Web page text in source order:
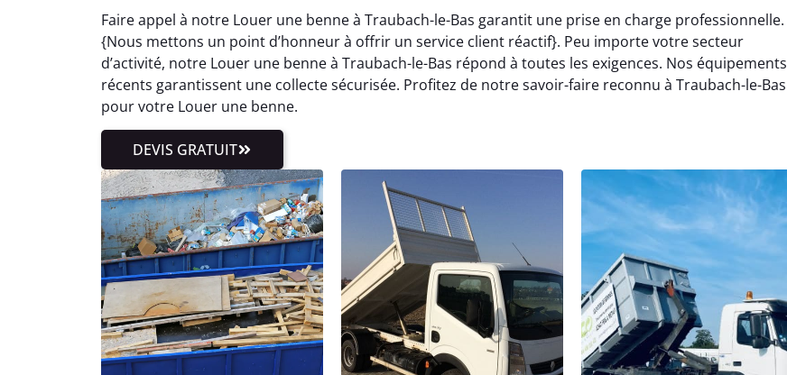
Faire appel à notre Louer une benne à Traubach-le-Bas garantit une prise en charge professionnelle.
{Nous mettons un point d’honneur à offrir un service client réactif}. Peu importe votre secteur
d’activité, notre Louer une benne à Traubach-le-Bas répond à toutes les exigences. Nos équipements
récents garantissent une collecte sécurisée. Profitez de notre savoir-faire reconnu à Traubach-le-Bas
pour votre Louer une benne.
DEVIS GRATUIT